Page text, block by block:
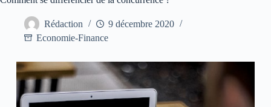
Rédaction
9 décembre 2020
Economie-Finance